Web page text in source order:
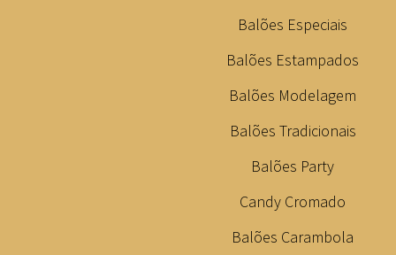
Balões Especiais
Balões Estampados
Balões Modelagem
Balões Tradicionais
Balões Party
Candy Cromado
Balões Carambola